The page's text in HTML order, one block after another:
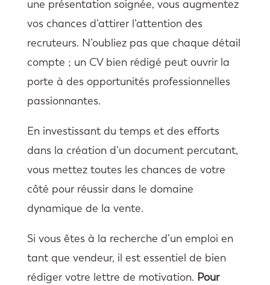
une présentation soignée, vous augmentez
vos chances d’attirer l’attention des
recruteurs. N’oubliez pas que chaque détail
compte ; un CV bien rédigé peut ouvrir la
porte à des opportunités professionnelles
passionnantes.
En investissant du temps et des efforts
dans la création d’un document percutant,
vous mettez toutes les chances de votre
côté pour réussir dans le domaine
dynamique de la vente.
Si vous êtes à la recherche d’un emploi en
tant que vendeur, il est essentiel de bien
rédiger votre lettre de motivation. Pour